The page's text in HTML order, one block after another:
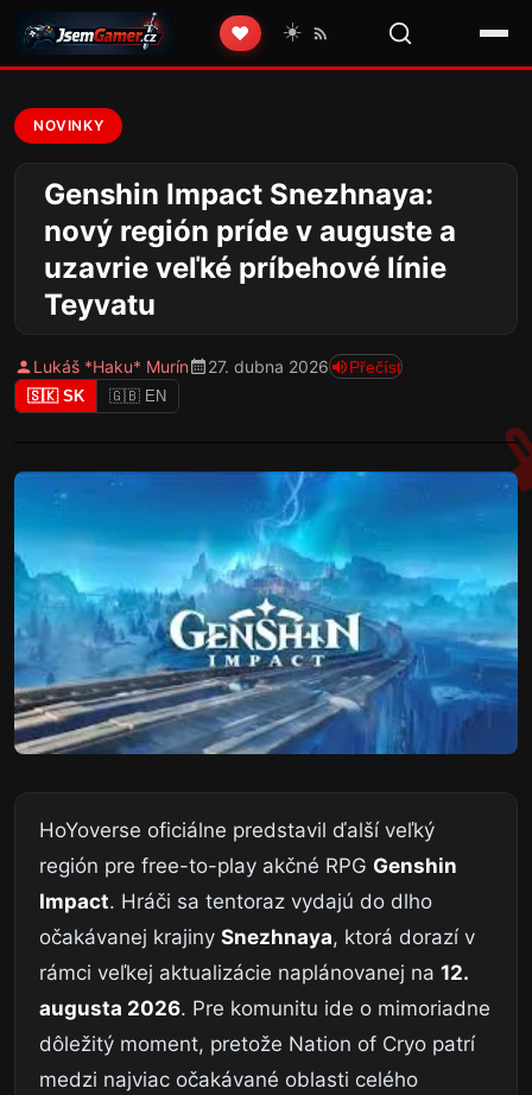
❤️ ☀️
NOVINKY
Genshin Impact Snezhnaya:
nový región príde v auguste a
uzavrie veľké príbehové línie
Teyvatu
Lukáš *Haku* Murín 27. dubna 2026 Přečíst
🇸🇰 SK 🇬🇧 EN
HoYoverse oficiálne predstavil ďalší veľký
región pre free-to-play akčné RPG Genshin
Impact. Hráči sa tentoraz vydajú do dlho
očakávanej krajiny Snezhnaya, ktorá dorazí v
rámci veľkej aktualizácie naplánovanej na 12.
augusta 2026. Pre komunitu ide o mimoriadne
dôležitý moment, pretože Nation of Cryo patrí
medzi najviac očakávané oblasti celého